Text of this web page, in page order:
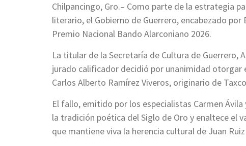
Chilpancingo, Gro.– Como parte de la estrategia
literario, el Gobierno de Guerrero, encabezado
Premio Nacional Bando Alarconiano 2026.
La titular de la Secretaría de Cultura de
jurado calificador decidió por unanimidad otorgar
Carlos Alberto Ramírez Viveros, originario de
El fallo, emitido por los especialistas Carmen
la tradición poética del Siglo de Oro y enaltece el
que mantiene viva la herencia cultural de Juan